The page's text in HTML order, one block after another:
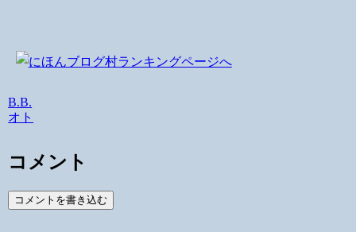
B.B.
オト
コメント
コメントを書き込む